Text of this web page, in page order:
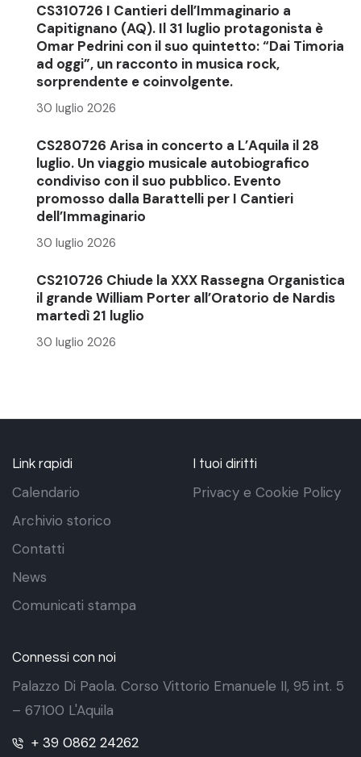
CS310726 I Cantieri dell’Immaginario a
Capitignano (AQ). Il 31 luglio protagonista è
Omar Pedrini con il suo quintetto: “Dai Timoria
ad oggi”, un racconto in musica rock,
sorprendente e coinvolgente.
30 luglio 2026
CS280726 Arisa in concerto a L’Aquila il 28
luglio. Un viaggio musicale autobiografico
condiviso con il suo pubblico. Evento
promosso dalla Barattelli per I Cantieri
dell’Immaginario
30 luglio 2026
CS210726 Chiude la XXX Rassegna Organistica
il grande William Porter all’Oratorio de Nardis
martedì 21 luglio
30 luglio 2026
Link rapidi
Calendario
Archivio storico
Contatti
News
Comunicati stampa
I tuoi diritti
Privacy e Cookie Policy
Connessi con noi
Palazzo Di Paola. Corso Vittorio Emanuele II, 95 int. 5
– 67100 L'Aquila
+ 39 0862 24262